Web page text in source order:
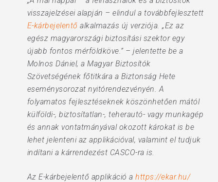
visszajelzései alapján – elindul a továbbfejlesztett
E-kárbejelentőalkalmazás új verziója. „Ez az
egész magyarországi biztosítási szektor egy
újabb fontos mérföldköve.” – jelentette be a
Molnos Dániel, a Magyar Biztosítók
Szövetségének főtitkára a Biztonság Hete
eseménysorozat nyitórendezvényén. A
folyamatos fejlesztéseknek köszönhetően mától
külföldi-, biztosítatlan-, teherautó- vagy munkagép
és annak vontatmányával okozott károkat is be
lehet jelenteni az applikációval, valamint el tudjuk
indítani a kárrendezést CASCO-ra is.
Az E-kárbejelentő applikáció ahttps://ekar.hu/